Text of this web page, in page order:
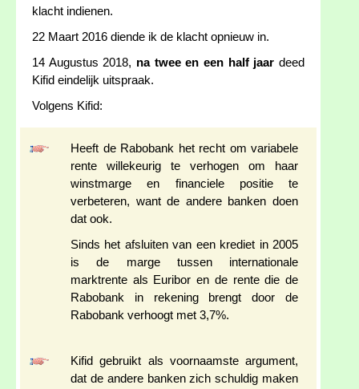
klacht indienen.
22 Maart 2016 diende ik de klacht opnieuw in.
14 Augustus 2018, na twee en een half jaar deed
Kifid eindelijk uitspraak.
Volgens Kifid:
Heeft de Rabobank het recht om variabele
rente willekeurig te verhogen om haar
winstmarge en financiele positie te
verbeteren, want de andere banken doen
dat ook.
Sinds het afsluiten van een krediet in 2005
is de marge tussen internationale
marktrente als Euribor en de rente die de
Rabobank in rekening brengt door de
Rabobank verhoogt met 3,7%.
Kifid gebruikt als voornaamste argument,
dat de andere banken zich schuldig maken